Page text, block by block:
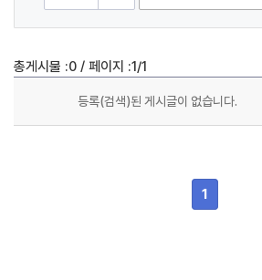
총게시물 :0 / 페이지 :1/1
등록(검색)된 게시글이 없습니다.
1